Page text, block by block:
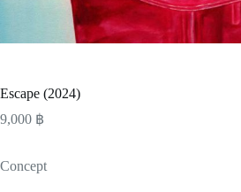
Escape (2024)
9,000 ฿
Concept